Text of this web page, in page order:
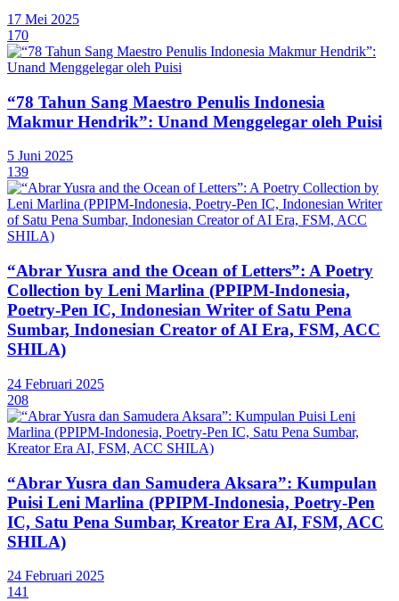
17 Mei 2025
170
“78 Tahun Sang Maestro Penulis Indonesia
Makmur Hendrik”: Unand Menggelegar oleh Puisi
5 Juni 2025
139
“Abrar Yusra and the Ocean of Letters”: A Poetry
Collection by Leni Marlina (PPIPM-Indonesia,
Poetry-Pen IC, Indonesian Writer of Satu Pena
Sumbar, Indonesian Creator of AI Era, FSM, ACC
SHILA)
24 Februari 2025
208
“Abrar Yusra dan Samudera Aksara”: Kumpulan
Puisi Leni Marlina (PPIPM-Indonesia, Poetry-Pen
IC, Satu Pena Sumbar, Kreator Era AI, FSM, ACC
SHILA)
24 Februari 2025
141